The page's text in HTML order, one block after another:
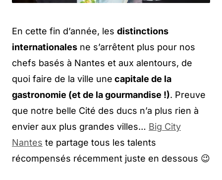
En cette fin d’année, les distinctions
internationales ne s’arrêtent plus pour nos
chefs basés à Nantes et aux alentours, de
quoi faire de la ville une capitale de la
gastronomie (et de la gourmandise !). Preuve
que notre belle Cité des ducs n’a plus rien à
envier aux plus grandes villes… Big City
Nantes te partage tous les talents
récompensés récemment juste en dessous 😉